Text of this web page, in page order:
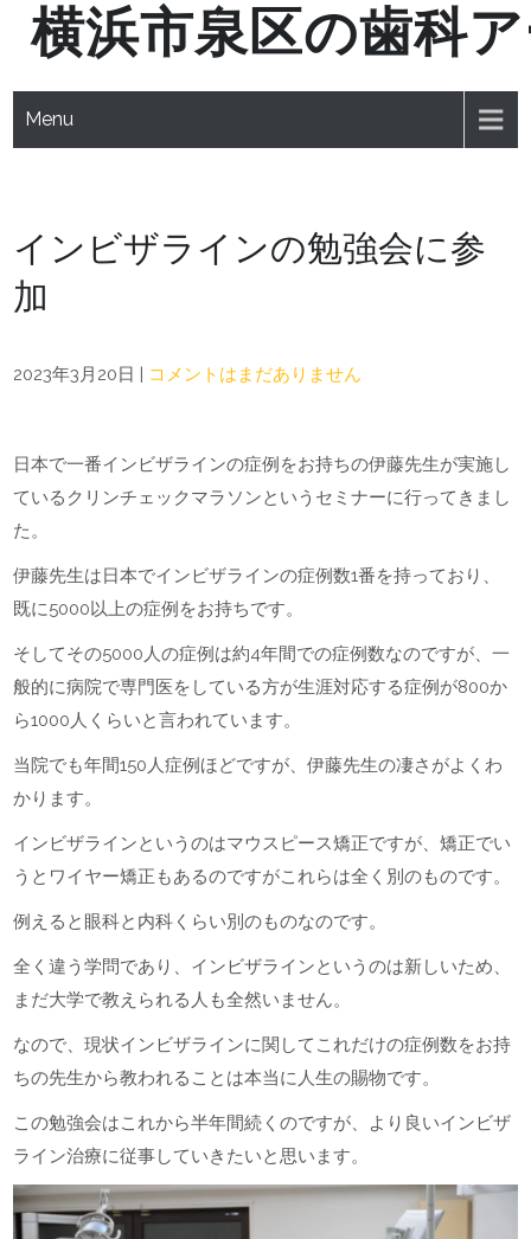
Skip横浜市泉区の歯科
Menu
インビザラインの勉強会に参
加
2023年3月20日 | コメントはまだありません
日本で一番インビザラインの症例をお持ちの伊藤先生が実施し
ているクリンチェックマラソンというセミナーに行ってきまし
た。
伊藤先生は日本でインビザラインの症例数1番を持っており、
既に5000以上の症例をお持ちです。
そしてその5000人の症例は約4年間での症例数なのですが、一
般的に病院で専門医をしている方が生涯対応する症例が800か
ら1000人くらいと言われています。
当院でも年間150人症例ほどですが、伊藤先生の凄さがよくわ
かります。
インビザラインというのはマウスピース矯正ですが、矯正でい
うとワイヤー矯正もあるのですがこれらは全く別のものです。
例えると眼科と内科くらい別のものなのです。
全く違う学問であり、インビザラインというのは新しいため、
まだ大学で教えられる人も全然いません。
なので、現状インビザラインに関してこれだけの症例数をお持
ちの先生から教われることは本当に人生の賜物です。
この勉強会はこれから半年間続くのですが、より良いインビザ
ライン治療に従事していきたいと思います。